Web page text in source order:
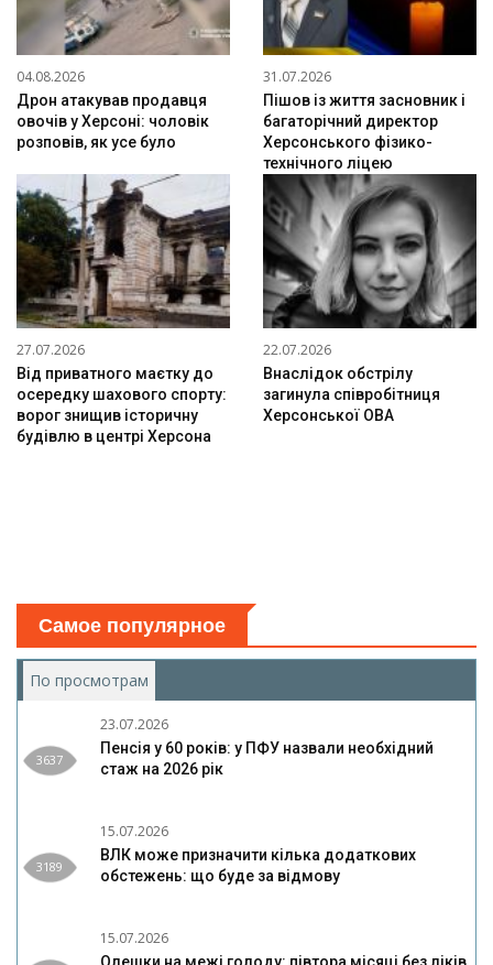
04.08.2026
Дрон атакував продавця
овочів у Херсоні: чоловік
розповів, як усе було
31.07.2026
Пішов із життя засновник і
багаторічний директор
Херсонського фізико-
технічного ліцею
27.07.2026
Від приватного маєтку до
осередку шахового спорту:
ворог знищив історичну
будівлю в центрі Херсона
22.07.2026
Внаслідок обстрілу
загинула співробітниця
Херсонської ОВА
Самое популярное
По просмотрам
3637
23.07.2026
Пенсія у 60 років: у ПФУ назвали необхідний
стаж на 2026 рік
3189
15.07.2026
ВЛК може призначити кілька додаткових
обстежень: що буде за відмову
15.07.2026
Олешки на межі голоду: півтора місяці без ліків